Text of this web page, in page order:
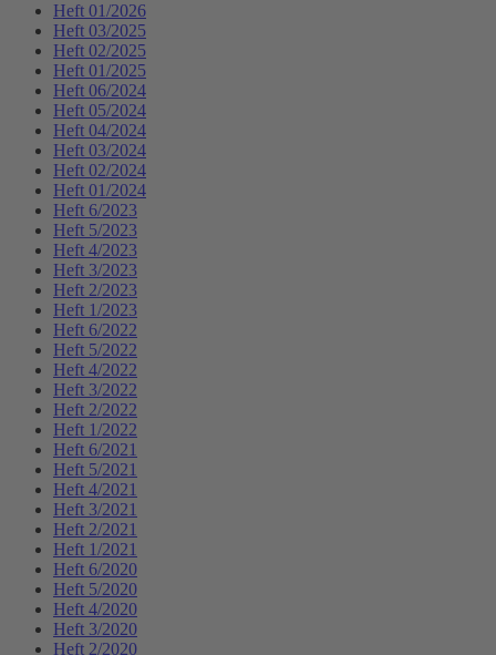
Heft 01/2026
Heft 03/2025
Heft 02/2025
Heft 01/2025
Heft 06/2024
Heft 05/2024
Heft 04/2024
Heft 03/2024
Heft 02/2024
Heft 01/2024
Heft 6/2023
Heft 5/2023
Heft 4/2023
Heft 3/2023
Heft 2/2023
Heft 1/2023
Heft 6/2022
Heft 5/2022
Heft 4/2022
Heft 3/2022
Heft 2/2022
Heft 1/2022
Heft 6/2021
Heft 5/2021
Heft 4/2021
Heft 3/2021
Heft 2/2021
Heft 1/2021
Heft 6/2020
Heft 5/2020
Heft 4/2020
Heft 3/2020
Heft 2/2020